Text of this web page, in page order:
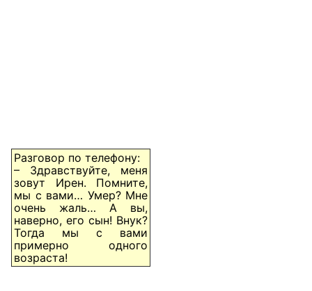
Разговор по телефону:
– Здравствуйте, меня
зовут Ирен. Помните,
мы с вами… Умер? Мне
очень жаль… А вы,
наверно, его сын! Внук?
Тогда мы с вами
примерно одного
возраста!